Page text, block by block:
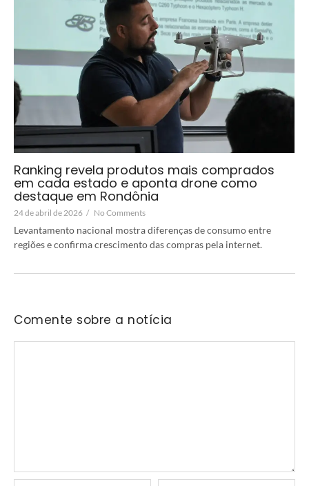
Ranking revela produtos mais comprados
em cada estado e aponta drone como
destaque em Rondônia
24 de abril de 2026 / No Comments
Levantamento nacional mostra diferenças de consumo entre
regiões e confirma crescimento das compras pela internet.
Comente sobre a notícia